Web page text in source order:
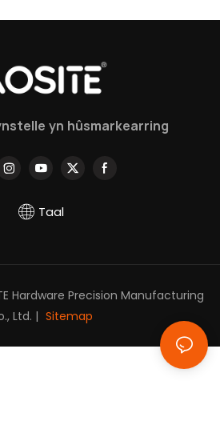
helpe it yn' e djipte te
yn hûsmarkearring
Taal
Hardware Precision Manufacturing
Ltd. | Sitemap